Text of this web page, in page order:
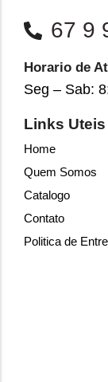
67 9
Horario de
Seg – Sab:
Links Uteis
Home
Quem Somos
Catalogo
Contato
Politica de